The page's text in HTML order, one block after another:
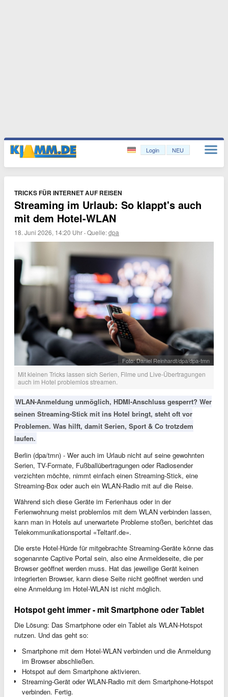
Login NEU
TRICKS FÜR INTERNET AUF REISEN
Streaming im Urlaub: So klappt's auch
mit dem Hotel-WLAN
18. Juni 2026, 14:20 Uhr ·Quelle:dpa
Foto: Daniel Reinhardt/dpa/dpa-tmn
Mit kleinen Tricks lassen sich Serien, Filme und Live-Übertragungen
auch im Hotel problemlos streamen.
WLAN-Anmeldung unmöglich, HDMI-Anschluss gesperrt? Wer
seinen Streaming-Stick mit ins Hotel bringt, steht oft vor
Problemen. Was hilft, damit Serien, Sport & Co trotzdem
laufen.
Berlin (dpa/tmn) - Wer auch im Urlaub nicht auf seine gewohnten
Serien, TV-Formate, Fußballübertragungen oder Radiosender
verzichten möchte, nimmt einfach einen Streaming-Stick, eine
Streaming-Box oder auch ein WLAN-Radio mit auf die Reise.
Während sich diese Geräte im Ferienhaus oder in der
Ferienwohnung meist problemlos mit dem WLAN verbinden lassen,
kann man in Hotels auf unerwartete Probleme stoßen, berichtet das
Telekommunikationsportal «Teltarif.de».
Die erste Hotel-Hürde für mitgebrachte Streaming-Geräte könne das
sogenannte Captive Portal sein, also eine Anmeldeseite, die per
Browser geöffnet werden muss. Hat das jeweilige Gerät keinen
integrierten Browser, kann diese Seite nicht geöffnet werden und
eine Anmeldung im Hotel-WLAN ist nicht möglich.
Hotspot geht immer - mit Smartphone oder Tablet
Die Lösung: Das Smartphone oder ein Tablet als WLAN-Hotspot
nutzen. Und das geht so:
Smartphone mit dem Hotel-WLAN verbinden und die Anmeldung
im Browser abschließen.
Hotspot auf dem Smartphone aktivieren.
Streaming-Gerät oder WLAN-Radio mit dem Smartphone-Hotspot
verbinden. Fertig.